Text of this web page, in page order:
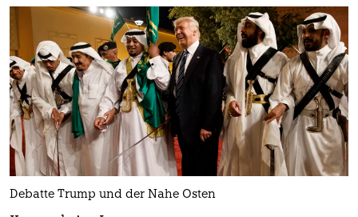
Debatte Trump und der Nahe Osten